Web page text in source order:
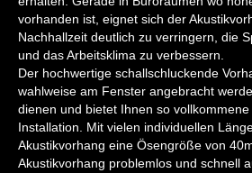
vorhanden ist, eignet sich der
Nachhallzeit deutlich zu verringern, die
und das Arbeitsklima zu verbessern.
Der hochwertige schallschluckende
wahlweise am Fenster angebracht
dienen und bietet Ihnen so
Installation. Mit vielen individuellen
Akustikvorhang eine Ösengröße von
Akustikvorhang problemlos und schnell